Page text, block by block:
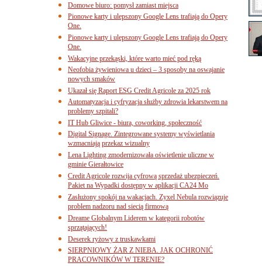
Domowe biuro: pomysł zamiast miejsca
Pionowe karty i ulepszony Google Lens trafiają do Opery
One.
Pionowe karty i ulepszony Google Lens trafiają do Opery
One.
Wakacyjne przekąski, które warto mieć pod ręką
Neofobia żywieniowa u dzieci – 3 sposoby na oswajanie
nowych smaków
Ukazał się Raport ESG Credit Agricole za 2025 rok
Automatyzacja i cyfryzacja służby zdrowia lekarstwem na
problemy szpitali?
IT Hub Gliwice - biura, coworking, społeczność
Digital Signage. Zintegrowane systemy wyświetlania
wzmacniają przekaz wizualny
Lena Lighting zmodernizowała oświetlenie uliczne w
gminie Gierałtowice
Credit Agricole rozwija cyfrową sprzedaż ubezpieczeń.
Pakiet na Wypadki dostępny w aplikacji CA24 Mo
Zasłużony spokój na wakacjach. Zyxel Nebula rozwiązuje
problem nadzoru nad siecią firmową
Dreame Globalnym Liderem w kategorii robotów
sprzątających!
Deserek ryżowy z truskawkami
SIERPNIOWY ŻAR Z NIEBA. JAK OCHRONIĆ
PRACOWNIKÓW W TERENIE?